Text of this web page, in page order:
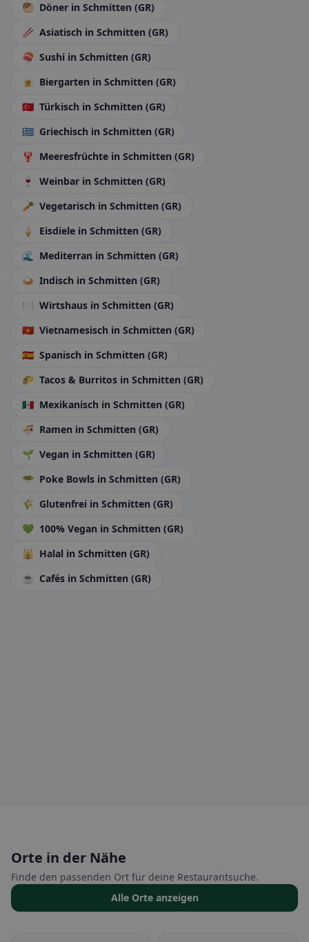
🥙 Döner in Schmitten (GR)
🥢 Asiatisch in Schmitten (GR)
🍣 Sushi in Schmitten (GR)
🍺 Biergarten in Schmitten (GR)
🇹🇷 Türkisch in Schmitten (GR)
🇬🇷 Griechisch in Schmitten (GR)
🦞 Meeresfrüchte in Schmitten (GR)
🍷
Weinbar in Schmitten (GR)
🥕 Vegetarisch in Schmitten (GR)
🍦
Eisdiele in Schmitten (GR)
🌊
Mediterran in Schmitten (GR)
🍛 Indisch in Schmitten (GR)
🍽️ Wirtshaus in Schmitten (GR)
🇻🇳 Vietnamesisch in Schmitten (GR)
🇪🇸 Spanisch in Schmitten (GR)
🌮 Tacos & Burritos in Schmitten (GR)
🇲🇽 Mexikanisch in Schmitten (GR)
🍜 Ramen in Schmitten (GR)
🌱 Vegan in Schmitten (GR)
🥗 Poke Bowls in Schmitten (GR)
🌾 Glutenfrei in Schmitten (GR)
💚 100% Vegan in Schmitten (GR)
🕌 Halal in Schmitten (GR)
☕ Cafés in Schmitten (GR)
Orte in der Nähe
Finde den passenden Ort für deine Restaurantsuche.
Alle Orte anzeigen